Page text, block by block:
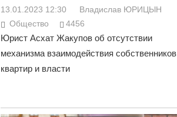
13.01.2023 12:30
Владислав ЮРИЦЫН
Общество
4456
Юрист Асхат Жакупов об отсутствии
механизма взаимодействия собственников
квартир и власти